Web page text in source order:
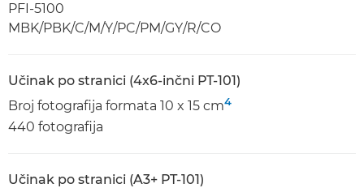
PFI-5100
MBK/PBK/C/M/Y/PC/PM/GY/R/CO
Učinak po stranici (4x6-inčni PT-101)
Broj fotografija formata 10 x 15 cm4
440 fotografija
Učinak po stranici (A3+ PT-101)